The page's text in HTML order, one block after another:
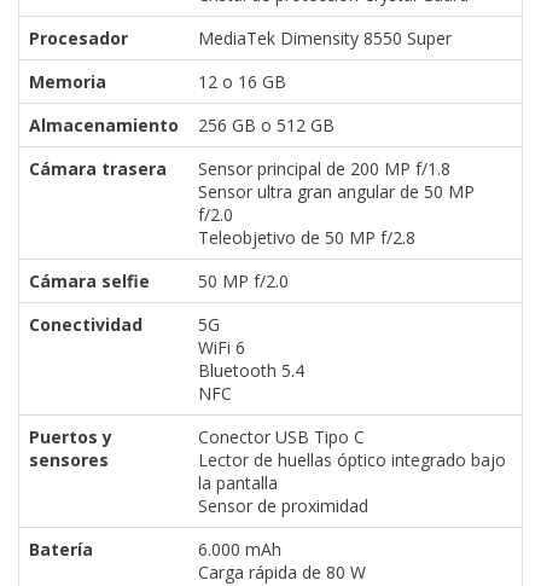
Procesador
MediaTek Dimensity 8550 Super
Memoria
12 o 16 GB
Almacenamiento
256 GB o 512 GB
Cámara trasera
Sensor principal de 200 MP f/1.8
Sensor ultra gran angular de 50 MP
f/2.0
Teleobjetivo de 50 MP f/2.8
Cámara selfie
50 MP f/2.0
Conectividad
5G
WiFi 6
Bluetooth 5.4
NFC
Puertos y
sensores
Conector USB Tipo C
Lector de huellas óptico integrado bajo
la pantalla
Sensor de proximidad
Batería
6.000 mAh
Carga rápida de 80 W